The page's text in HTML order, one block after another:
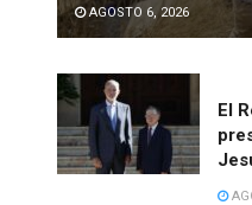
AGOSTO 6, 2026
El